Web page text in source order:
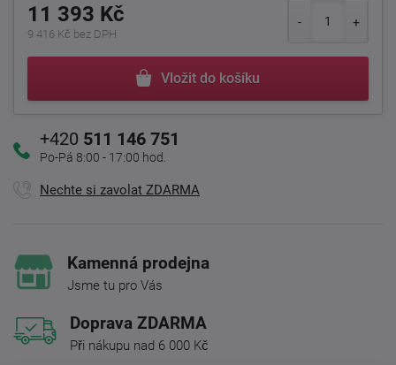
11 393 Kč
9 416 Kč bez DPH
Vložit do košíku
+420 511 146 751
Po-Pá 8:00 - 17:00 hod.
Nechte si zavolat ZDARMA
Kamenná prodejna
Jsme tu pro Vás
Doprava ZDARMA
Při nákupu nad 6 000 Kč